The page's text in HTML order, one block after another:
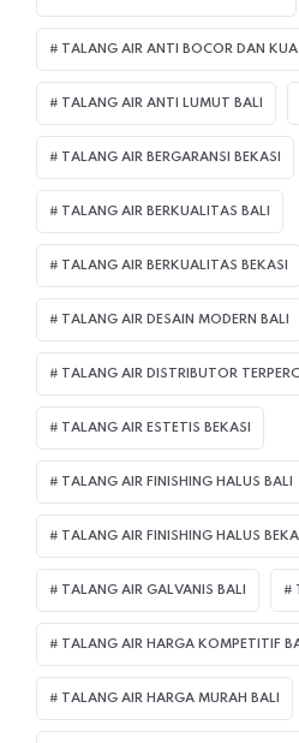
TALANG AIR ANTI BOCOR DAN
TALANG AIR ANTI LUMUT BALI
TALANG AIR BERGARANSI BEKASI
TALANG AIR BERKUALITAS BALI
TALANG AIR BERKUALITAS BEKASI
TALANG AIR DESAIN MODERN BALI
TALANG AIR DISTRIBUTOR
TALANG AIR ESTETIS BEKASI
TALANG AIR FINISHING HALUS BALI
TALANG AIR FINISHING HALUS
TALANG AIR GALVANIS BALI
TALANG AIR HARGA KOMPETITIF
TALANG AIR HARGA MURAH BALI